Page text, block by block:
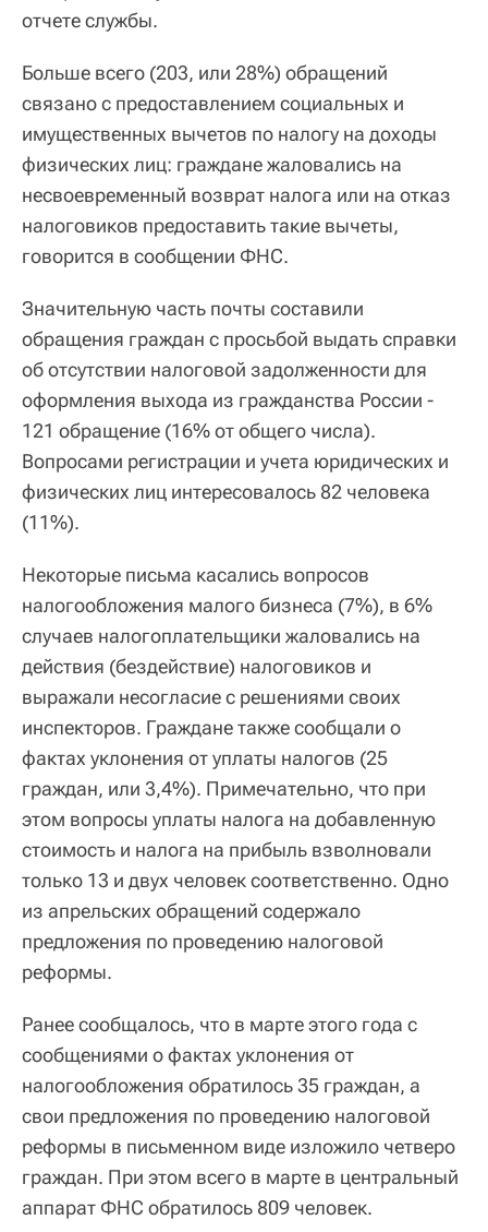
отчете службы.
Больше всего (203, или 28%) обращений
связано с предоставлением социальных и
имущественных вычетов по налогу на доходы
физических лиц: граждане жаловались на
несвоевременный возврат налога или на отказ
налоговиков предоставить такие вычеты,
говорится в сообщении ФНС.
Значительную часть почты составили
обращения граждан с просьбой выдать справки
об отсутствии налоговой задолженности для
оформления выхода из гражданства России -
121 обращение (16% от общего числа).
Вопросами регистрации и учета юридических и
физических лиц интересовалось 82 человека
(11%).
Некоторые письма касались вопросов
налогообложения малого бизнеса (7%), в 6%
случаев налогоплательщики жаловались на
действия (бездействие) налоговиков и
выражали несогласие с решениями своих
инспекторов. Граждане также сообщали о
фактах уклонения от уплаты налогов (25
граждан, или 3,4%). Примечательно, что при
этом вопросы уплаты налога на добавленную
стоимость и налога на прибыль взволновали
только 13 и двух человек соответственно. Одно
из апрельских обращений содержало
предложения по проведению налоговой
реформы.
Ранее сообщалось, что в марте этого года с
сообщениями о фактах уклонения от
налогообложения обратилось 35 граждан, а
свои предложения по проведению налоговой
реформы в письменном виде изложило четверо
граждан. При этом всего в марте в центральный
аппарат ФНС обратилось 809 человек.